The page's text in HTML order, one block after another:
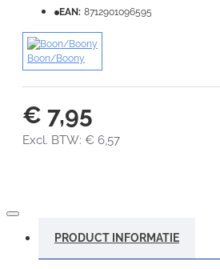
€ 7,95
Excl. BTW: € 6,57
EAN: 8712901096595
Boon/Boony
PRODUCT INFORMATIE